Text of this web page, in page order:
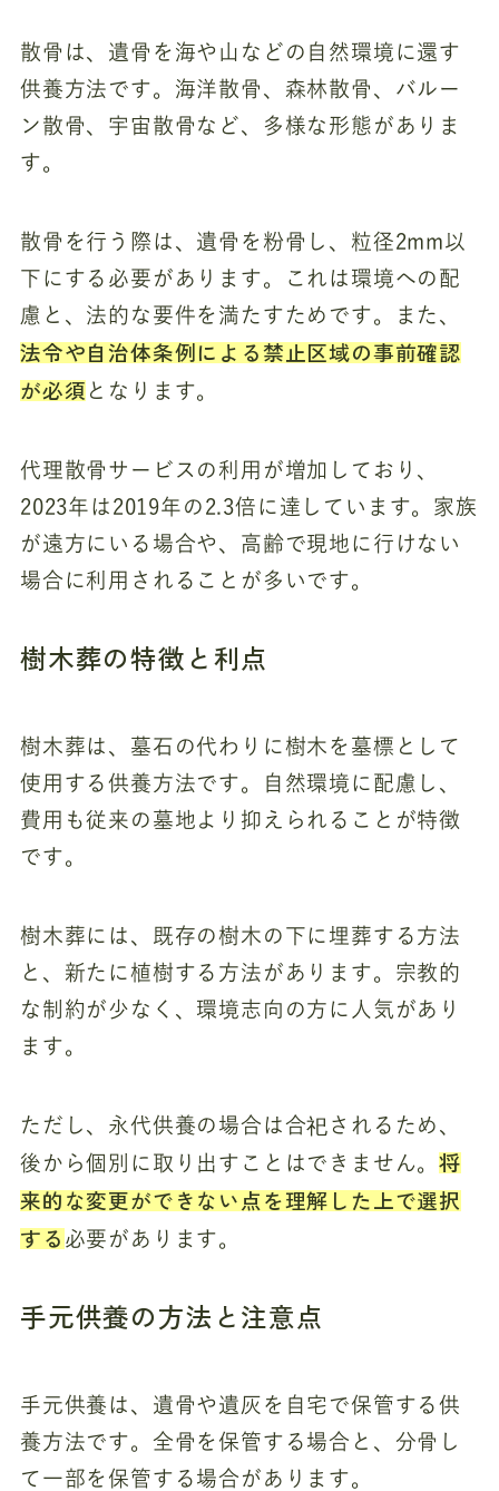
散骨は、遺骨を海や山などの自然環境に還す
供養方法です。海洋散骨、森林散骨、バルー
ン散骨、宇宙散骨など、多様な形態がありま
す。
散骨を行う際は、遺骨を粉骨し、粒径2mm以
下にする必要があります。これは環境への配
慮と、法的な要件を満たすためです。また、
法令や自治体条例による禁止区域の事前確認
が必須 となります。
代理散骨サービスの利用が増加しており、
2023年は2019年の2.3倍に達しています。家族
が遠方にいる場合や、高齢で現地に行けない
場合に利用されることが多いです。
樹木葬の特徴と利点
樹木葬は、墓石の代わりに樹木を墓標として
使用する供養方法です。自然環境に配慮し、
費用も従来の墓地より抑えられることが特徴
です。
樹木葬には、既存の樹木の下に埋葬する方法
と、新たに植樹する方法があります。宗教的
な制約が少なく、環境志向の方に人気があり
ます。
ただし、永代供養の場合は合祀されるため、
後から個別に取り出すことはできません。将
来的な変更ができない点を理解した上で選択
する必要があります。
手元供養の方法と注意点
手元供養は、遺骨や遺灰を自宅で保管する供
養方法です。全骨を保管する場合と、分骨し
て一部を保管する場合があります。